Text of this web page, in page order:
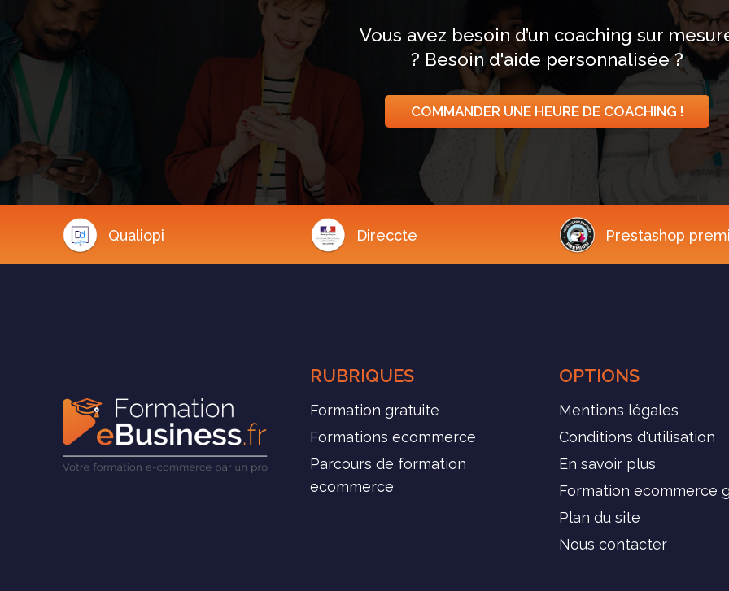
Vous avez besoin d’un coaching sur
? Besoin d'aide personnalisée ?
COMMANDER UNE HEURE DE COACHING !
Qualiopi Direccte Prestashop
RUBRIQUES
Formation gratuite
Formations ecommerce
Parcours de formation
ecommerce
OPTIONS
Mentions légales
Conditions d'utilisation
En savoir plus
Formation ecommerce
Plan du site
Nous contacter